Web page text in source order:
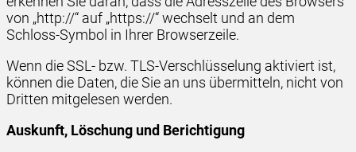
von „http://“ auf „https://“ wechselt und an dem
Schloss-Symbol in Ihrer Browserzeile.
Wenn die SSL- bzw. TLS-Verschlüsselung aktiviert ist,
können die Daten, die Sie an uns übermitteln, nicht von
Dritten mitgelesen werden.
Auskunft, Löschung und Berichtigung